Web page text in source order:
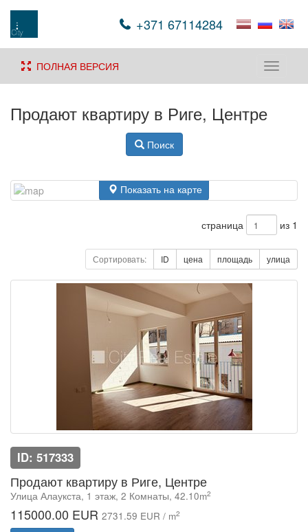
+371 67114284
Toggle
ПОЛНАЯ ВЕРСИЯ
Продают квартиру в Риге, Центре
Поиск
Показать на карте
страница из 1
Сортировать: ID цена площадь улица
ID: 517333
Продают квартиру в Риге, Центре
Улица Алаукста, 1 этаж, 2 Комнаты, 42.10m2
115000.00 EUR 2731.59 EUR / m2